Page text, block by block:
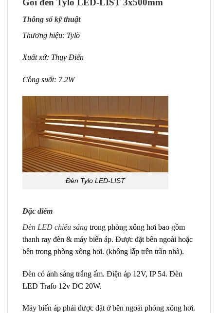
Gói đèn Tylo LED-LIST 3x500mm
Thông số kỹ thuật
Thương hiệu: Tylö
Xuất xứ: Thụy Điển
Công suất: 7.2W
Đèn Tylo LED-LIST
Đặc điểm
Đèn LED chiếu sáng trong phòng xông hơi bao gồm
thanh ray đèn & máy biến áp. Được đặt bên ngoài hoặc
bên trong phòng xông hơi. (không lắp trên trần nhà).
Đèn có ánh sáng trắng ấm. Điện áp 12V, IP 54. Đèn
LED Trafo 12v DC 20W.
Máy biến áp phải được đặt ở bên ngoài phòng xông hơi.